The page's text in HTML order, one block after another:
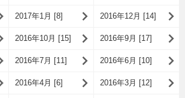
2017年1月 [8] 2016年12月 [14]
2016年10月 [15] 2016年9月 [17]
2016年7月 [11] 2016年6月 [10]
2016年4月 [6] 2016年3月 [12]